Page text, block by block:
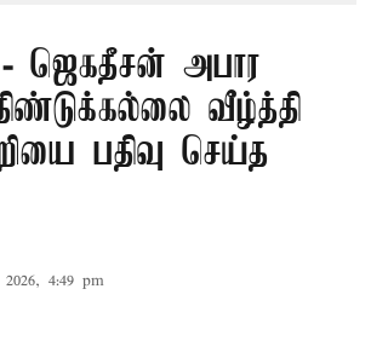
- ஜெகதீசன் அபார
வீழ்த்தி
பதிவு செய்த
4:49 pm